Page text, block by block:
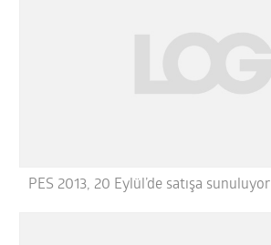
PES 2013, 20 Eylül’de satışa sunuluyor